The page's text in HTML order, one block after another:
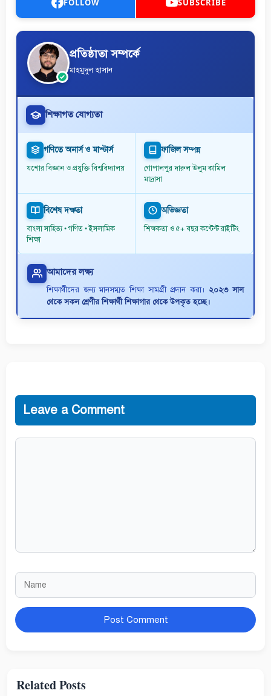
FOLLOW SUBSCRIBE
প্রতিষ্ঠাতা সম্পর্কে
মাহমুদুল হাসান
শিক্ষাগত যোগ্যতা
গণিতে অনার্স ও মাস্টার্স
যশোর বিজ্ঞান ও প্রযুক্তি বিশ্ববিদ্যালয়
ফাজিল সম্পন্ন
গোপালপুর দারুল উলুম কামিল
মাদ্রাসা
বিশেষ দক্ষতা
বাংলা সাহিত্য • গণিত • ইসলামিক
শিক্ষা
অভিজ্ঞতা
শিক্ষকতা ও ৫+ বছর কন্টেন্ট রাইটিং
আমাদের লক্ষ্য
শিক্ষার্থীদের জন্য মানসম্মত শিক্ষা সামগ্রী প্রদান করা। ২০২৩ সাল
থেকে সকল শ্রেণীর শিক্ষার্থী শিক্ষাগার থেকে উপকৃত হচ্ছে।
Leave a Comment
Comment
Name
Website
Related Posts